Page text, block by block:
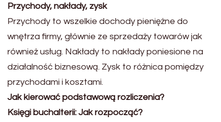
Przychody, nakłady, zysk
Przychody to wszelkie dochody pieniężne do
wnętrza firmy, głównie ze sprzedaży towarów jak
również usług. Nakłady to nakłady poniesione na
działalność biznesową. Zysk to różnica pomiędzy
przychodami i kosztami.
Jak kierować podstawową rozliczenia?
Księgi buchalterii: Jak rozpocząć?